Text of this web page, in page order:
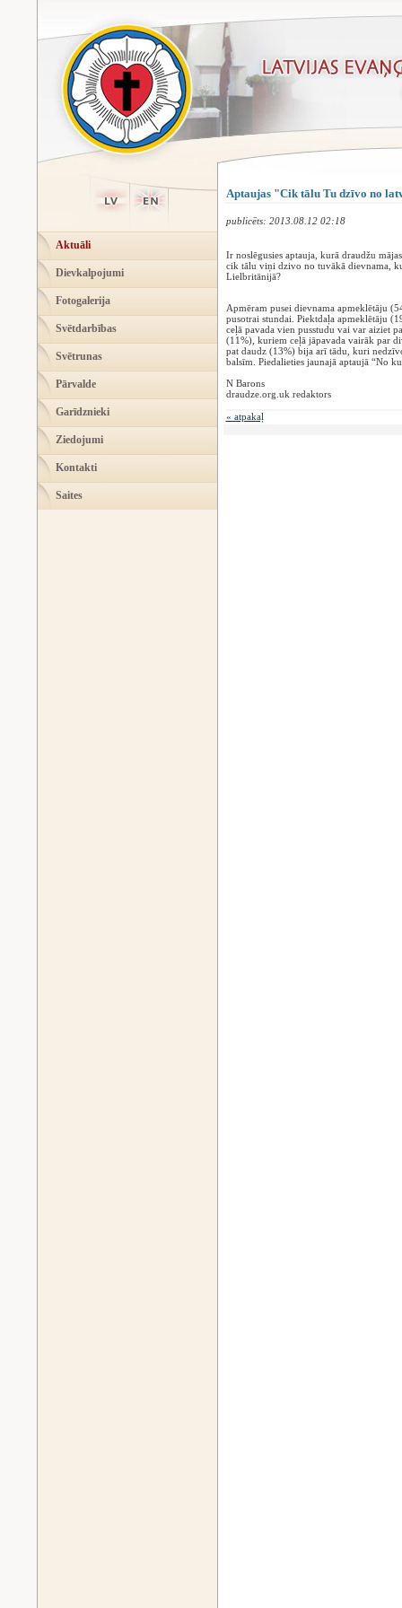
Aktuāli
Dievkalpojumi
Fotogalerija
Svētdarbības
Svētrunas
Pārvalde
Garīdznieki
Ziedojumi
Kontakti
Saites
Aptaujas "Cik tālu Tu dzīvo no
publicēts: 2013.08.12 02:18
Ir noslēgusies aptauja, kurā draudžu
cik tālu viņi dzivo no tuvākā dievnama,
Lielbritānijā?
Apmēram pusei dievnama apmeklētāju
pusotrai stundai. Piektdaļa apmeklētāju
ceļā pavada vien pusstudu vai var aiziet
(11%), kuriem ceļā jāpavada vairāk par
pat daudz (13%) bija arī tādu, kuri
balsīm. Piedalieties jaunajā aptaujā “No
N Barons
draudze.org.uk redaktors
« atpakaļ